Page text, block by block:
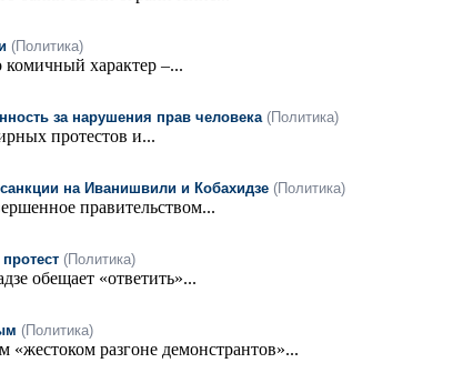
(Политика)
характер –...
за нарушения прав человека (Политика)
протестов и...
на Иванишвили и Кобахидзе (Политика)
правительством...
(Политика)
обещает «ответить»...
(Политика)
разгоне демонстрантов»...